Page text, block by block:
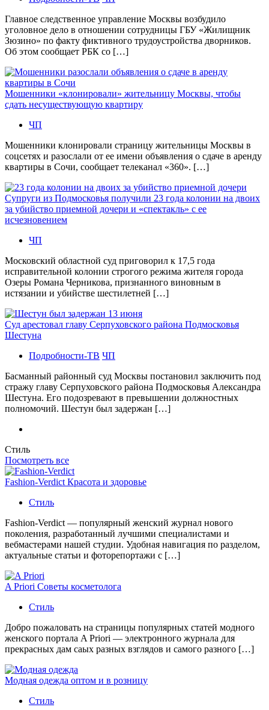
Главное следственное управление Москвы возбудило
уголовное дело в отношении сотрудницы ГБУ «Жилищник
Зюзино» по факту фиктивного трудоустройства дворников.
Об этом сообщает РБК со […]
Мошенники «клонировали» жительницу Москвы, чтобы
сдать несуществующую квартиру
ЧП
Мошенники клонировали страницу жительницы Москвы в
соцсетях и разослали от ее имени объявления о сдаче в аренду
квартиры в Сочи, сообщает телеканал «360». […]
Супруги из Подмосковья получили 23 года колонии на двоих
за убийство приемной дочери и «спектакль» с ее
исчезновением
ЧП
Московский областной суд приговорил к 17,5 года
исправительной колонии строгого режима жителя города
Озеры Романа Черникова, признанного виновным в
истязании и убийстве шестилетней […]
Суд арестовал главу Серпуховского района Подмосковья
Шестуна
Подробности-ТВ ЧП
Басманный районный суд Москвы постановил заключить под
стражу главу Серпуховского района Подмосковья Александра
Шестуна. Его подозревают в превышении должностных
полномочий. Шестун был задержан […]
Стиль
Посмотреть все
Fashion-Verdict Красота и здоровье
Стиль
Fashion-Verdict — популярный женский журнал нового
поколения, разработанный лучшими специалистами и
вебмастерами нашей студии. Удобная навигация по разделом,
актуальные статьи и фоторепортажи с […]
A Priori Советы косметолога
Стиль
Добро пожаловать на страницы популярных статей модного
женского портала A Priori — электронного журнала для
прекрасных дам саых разных взглядов и самого разного […]
Модная одежда оптом и в розницу
Стиль